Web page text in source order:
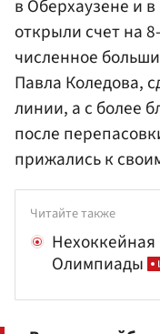
в Оберхаузене и
открыли счет на
численное
Павла Коледова,
линии, а с более
после
прижались к
Читайте также
Олимпиады